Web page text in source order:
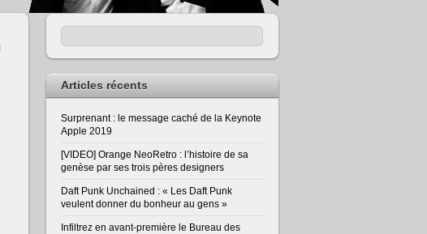
Articles récents
Surprenant : le message caché de la Keynote
Apple 2019
[VIDEO] Orange NeoRetro : l’histoire de sa
genèse par ses trois pères designers
Daft Punk Unchained : « Les Daft Punk
veulent donner du bonheur au gens »
Infiltrez en avant-première le Bureau des